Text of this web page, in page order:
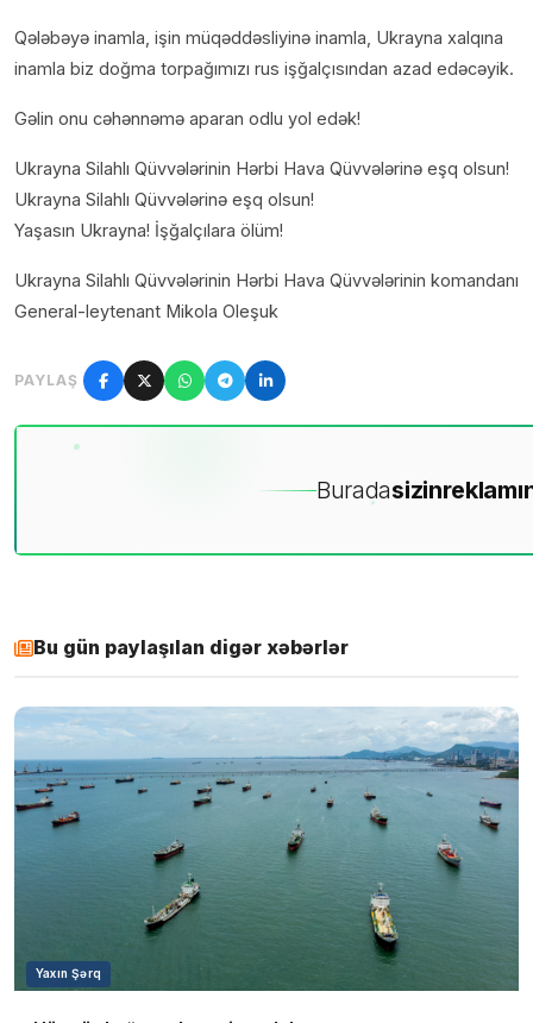
Qələbəyə inamla, işin müqəddəsliyinə inamla, Ukrayna xalqına
inamla biz doğma torpağımızı rus işğalçısından azad edəcəyik.
Gəlin onu cəhənnəmə aparan odlu yol edək!
Ukrayna Silahlı Qüvvələrinin Hərbi Hava Qüvvələrinə eşq olsun!
Ukrayna Silahlı Qüvvələrinə eşq olsun!
Yaşasın Ukrayna! İşğalçılara ölüm!
Ukrayna Silahlı Qüvvələrinin Hərbi Hava Qüvvələrinin komandanı
General-leytenant Mikola Oleşuk
PAYLAŞ
Buradasizin
Bu gün paylaşılan digər xəbərlər
Yaxın Şərq